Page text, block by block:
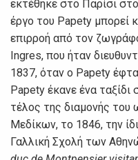
εκτέθηκε στο Παρίσι στο
έργο του Papety μπορεί
επιρροή από τον
Ingres, που ήταν
1837, όταν ο Papety
Papety έκανε ένα
τέλος της διαμονής του
Μεδίκων, το 1846, την
Γαλλική Σχολή των